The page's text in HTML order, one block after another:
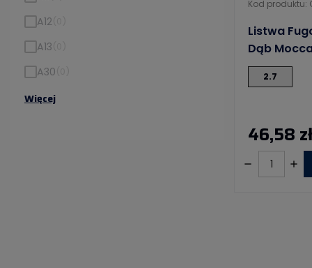
A12
A13
A30
Więcej
Kod produktu:
Listwa
Dąb
2.7
46,58 zł